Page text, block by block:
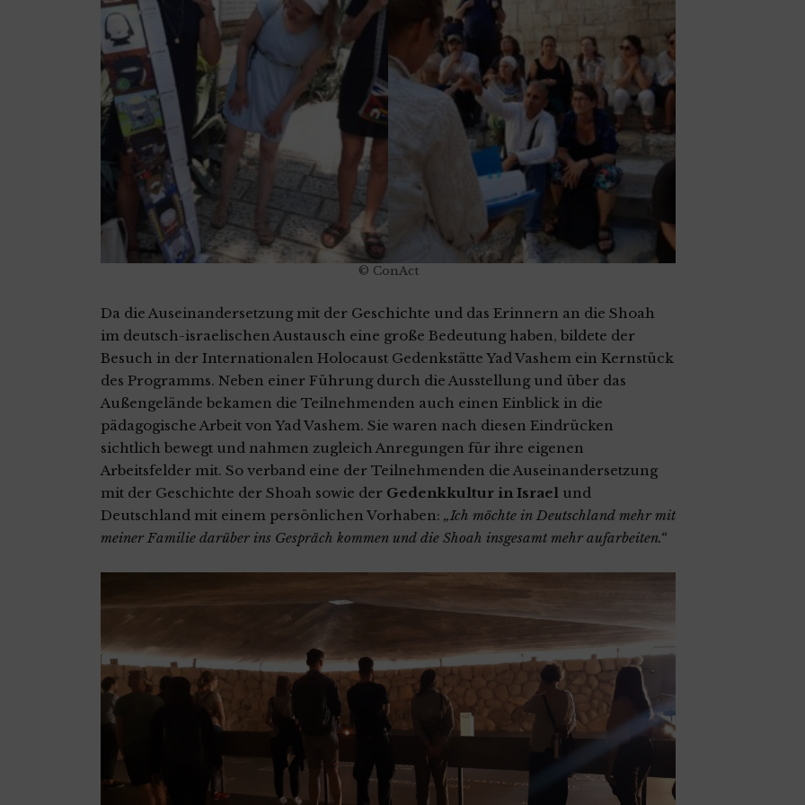
© ConAct
Da die Auseinandersetzung mit der Geschichte und das Erinnern an die Shoah
im deutsch-israelischen Austausch eine große Bedeutung haben, bildete der
Besuch in der Internationalen Holocaust Gedenkstätte Yad Vashem ein Kernstück
des Programms. Neben einer Führung durch die Ausstellung und über das
Außengelände bekamen die Teilnehmenden auch einen Einblick in die
pädagogische Arbeit von Yad Vashem. Sie waren nach diesen Eindrücken
sichtlich bewegt und nahmen zugleich Anregungen für ihre eigenen
Arbeitsfelder mit. So verband eine der Teilnehmenden die Auseinandersetzung
mit der Geschichte der Shoah sowie der Gedenkkultur in Israel und
Deutschland mit einem persönlichen Vorhaben: „Ich möchte in Deutschland mehr mit
meiner Familie darüber ins Gespräch kommen und die Shoah insgesamt mehr aufarbeiten.“